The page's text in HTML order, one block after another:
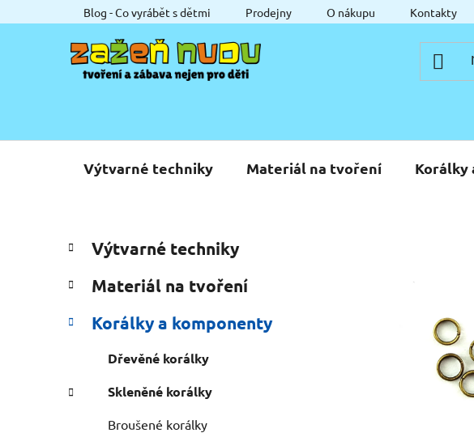
na
Blog - Co vyrábět s dětmi Prodejny O nákupu Kontakty
Výtvarné techniky Materiál na tvoření Korálky
P
o
s
r
n
Přeskočit
kategorie
a
e
o
Výtvarné techniky
Materiál na tvoření
Korálky a komponenty
Dřevěné korálky
Skleněné korálky
Broušené korálky